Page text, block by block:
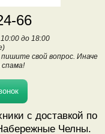
66
до 18:00
свой вопрос. Иначе
с доставкой по
Челны.